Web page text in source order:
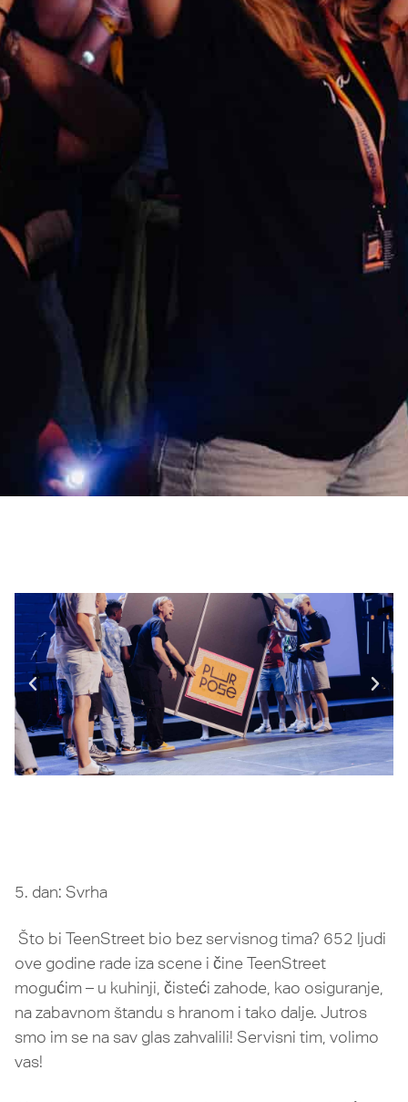
5. dan: Svrha
Što bi TeenStreet bio bez servisnog tima? 652 ljudi
ove godine rade iza scene i čine TeenStreet
mogućim – u kuhinji, čisteći zahode, kao osiguranje,
na zabavnom štandu s hranom i tako dalje. Jutros
smo im se na sav glas zahvalili! Servisni tim, volimo
vas!